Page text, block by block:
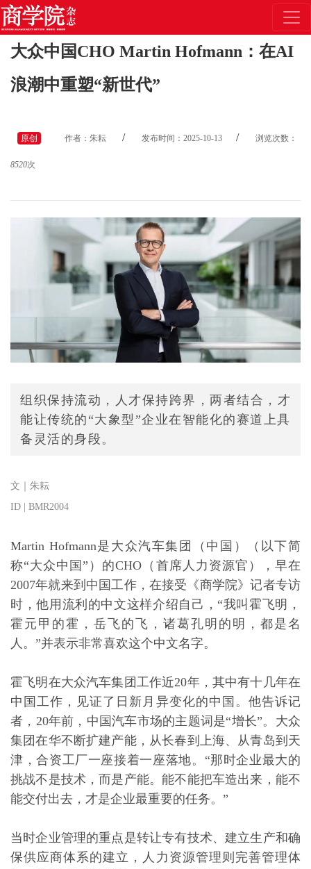
大众中国CHO Martin Hofmann：在AI
浪潮中重塑“新世代”
原创 作者：朱耘 / 发布时间：2025-10-13 / 浏览次数：
8520次
组织保持流动，人才保持跨界，两者结合，才
能让传统的“大象型”企业在智能化的赛道上具
备灵活的身段。
文｜朱耘
ID | BMR2004
Martin Hofmann是大众汽车集团（中国）（以下简
称“大众中国”）的CHO（首席人力资源官），早在
2007年就来到中国工作，在接受《商学院》记者专访
时，他用流利的中文这样介绍自己，“我叫霍飞明，
霍元甲的霍，岳飞的飞，诸葛孔明的明，都是名
人。”并表示非常喜欢这个中文名字。
霍飞明在大众汽车集团工作近20年，其中有十几年在
中国工作，见证了日新月异变化的中国。他告诉记
者，20年前，中国汽车市场的主题词是“增长”。大众
集团在华不断扩建产能，从长春到上海、从青岛到天
津，合资工厂一座接着一座落地。“那时企业最大的
挑战不是技术，而是产能。能不能把车造出来，能不
能交付出去，才是企业最重要的任务。”
当时企业管理的重点是转让专有技术、建立生产和确
保供应商体系的建立，人力资源管理则完善管理体